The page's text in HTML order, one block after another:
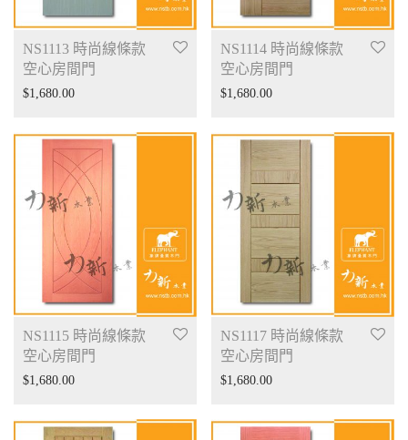
NS1113 時尚線條款
空心房間門
$1,680.00
NS1114 時尚線條款
空心房間門
$1,680.00
NS1115 時尚線條款
空心房間門
$1,680.00
NS1117 時尚線條款
空心房間門
$1,680.00